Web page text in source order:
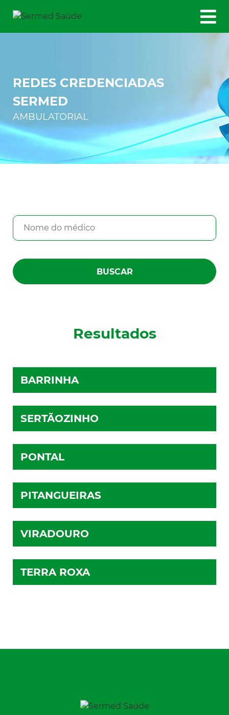
REDES CREDENCIADAS
SERMED
AMBULATORIAL
Resultados
BARRINHA
SERTÃOZINHO
PONTAL
PITANGUEIRAS
VIRADOURO
TERRA ROXA